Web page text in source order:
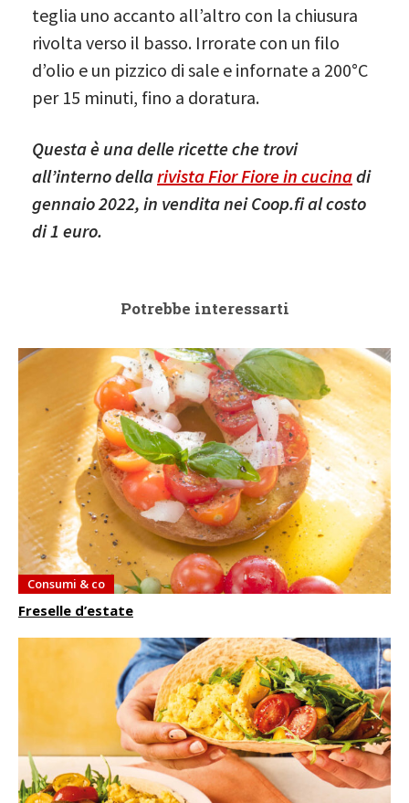
teglia uno accanto all’altro con la chiusura
rivolta verso il basso. Irrorate con un filo
d’olio e un pizzico di sale e infornate a 200°C
per 15 minuti, fino a doratura.
Questa è una delle ricette che trovi
all’interno dellarivista Fior Fiore in cucinadi
gennaio 2022, in vendita nei Coop.fi al costo
di 1 euro.
Potrebbe interessarti
Consumi & co
Freselle d’estate